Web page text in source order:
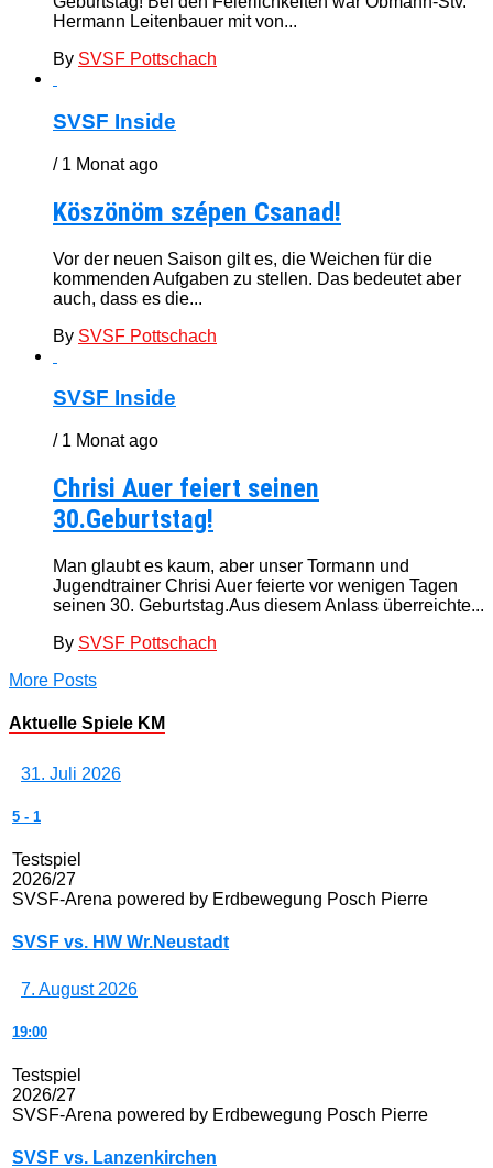
Hermann Leitenbauer mit von...
By SVSF Pottschach
SVSF Inside
/ 1 Monat ago
Köszönöm szépen Csanad!
Vor der neuen Saison gilt es, die Weichen für die
kommenden Aufgaben zu stellen. Das bedeutet aber
auch, dass es die...
By SVSF Pottschach
SVSF Inside
/ 1 Monat ago
Chrisi Auer feiert seinen
30.Geburtstag!
Man glaubt es kaum, aber unser Tormann und
Jugendtrainer Chrisi Auer feierte vor wenigen Tagen
seinen 30. Geburtstag.Aus diesem Anlass überreichte...
By SVSF Pottschach
More Posts
Aktuelle Spiele KM
31. Juli 2026
5 - 1
Testspiel
2026/27
SVSF-Arena powered by Erdbewegung Posch Pierre
SVSF vs. HW Wr.Neustadt
7. August 2026
19:00
Testspiel
2026/27
SVSF-Arena powered by Erdbewegung Posch Pierre
SVSF vs. Lanzenkirchen